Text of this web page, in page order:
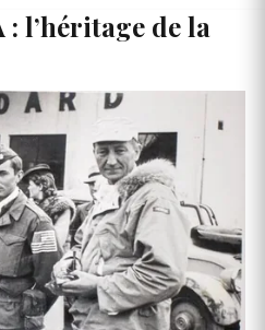
: l’héritage de la